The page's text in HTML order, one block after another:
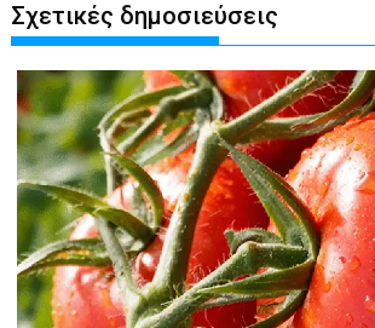
Σχετικές δημοσιεύσεις